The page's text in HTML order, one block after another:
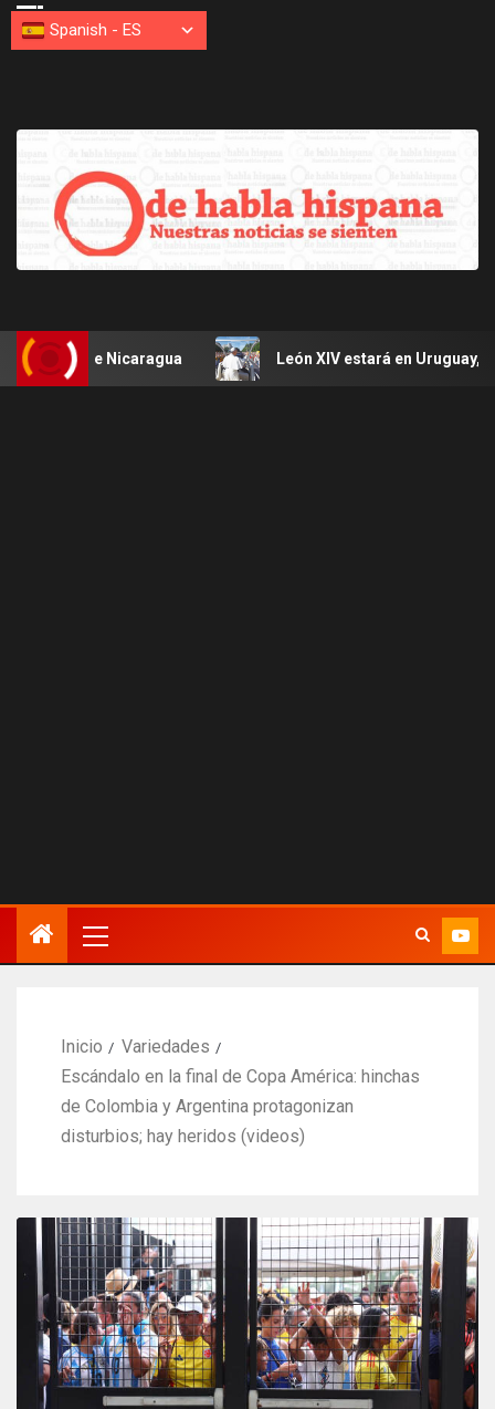
Nicaragua León XIV estará en Uruguay, Argentina
Inicio
Variedades
Escándalo en la final de Copa América: hinchas
de Colombia y Argentina protagonizan
disturbios; hay heridos (videos)
Spanish - ES